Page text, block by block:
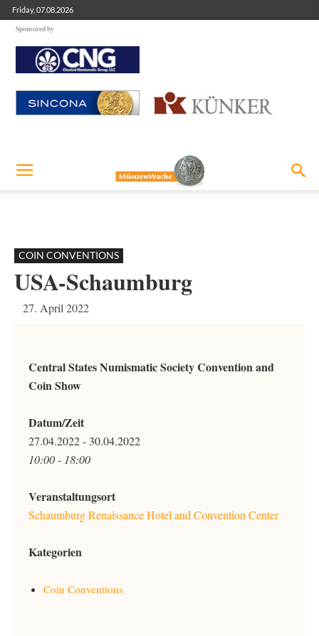
Friday, 07.08.2026
Sponsored by
COIN CONVENTIONS
USA-Schaumburg
27. April 2022
Central States Numismatic Society Convention and
Coin Show
Datum/Zeit
27.04.2022 - 30.04.2022
10:00 - 18:00
Veranstaltungsort
Schaumburg Renaissance Hotel and Convention Center
Kategorien
Coin Conventions